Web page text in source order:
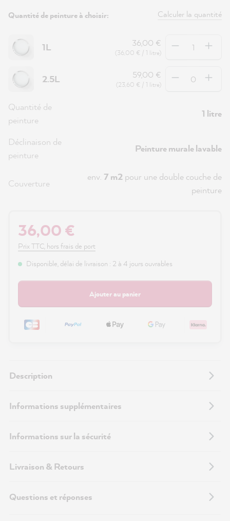
Quantité de peinture à choisir: Calculer la quantité
1L 36,00 €
(36,00 € / 1 litre)
2.5L 59,00 €
(23,60 € / 1 litre)
Quantité de
peinture
1 litre
Déclinaison de
peinture
Peinture murale lavable
Couverture
env. 7 m2 pour une double couche de
peinture
36,00 €
Prix TTC, hors frais de port
Disponible, délai de livraison : 2 à 4 jours ouvrables
Ajouter au panier
Description
Informations supplémentaires
Informations sur la sécurité
Livraison & Retours
Questions et réponses